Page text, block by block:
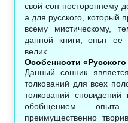
свой сон постороннему
а для русского, который
всему мистическому,
данной книги, опыт ее
велик.
Особенности
Данный сонник
толкований для всех
толкований
обобщением опыта
преимущественно